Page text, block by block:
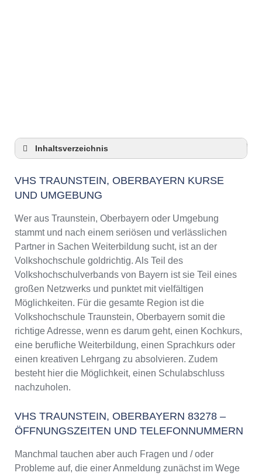
Anzeige
Inhaltsverzeichnis
Umgebung
VHS Traunstein, Oberbayern – Öffnungszeiten
Top-Kurse an der Abendschule Traunstein,
Oberbayern
Online-Kurse – Alternative Angebote zu einem
Kurs an der VHS
Top-Kurse an der Abendschule Traunstein,
Oberbayern
Weiterbildung in Traunstein, Oberbayern
VHS Traunstein, Oberbayern Programm 2025 /
2026
VHS TRAUNSTEIN, OBERBAYERN KURSE
UND UMGEBUNG
Wer aus Traunstein, Oberbayern oder Umgebung
stammt und nach einem seriösen und verlässlichen
Partner in Sachen Weiterbildung sucht, ist an der
Volkshochschule goldrichtig. Als Teil des
Volkshochschulverbands von Bayern ist sie Teil eines
großen Netzwerks und punktet mit vielfältigen
Möglichkeiten. Für die gesamte Region ist die
Volkshochschule Traunstein, Oberbayern somit die
richtige Adresse, wenn es darum geht, einen Kochkurs,
eine berufliche Weiterbildung, einen Sprachkurs oder
einen kreativen Lehrgang zu absolvieren. Zudem
besteht hier die Möglichkeit, einen Schulabschluss
nachzuholen.
VHS TRAUNSTEIN, OBERBAYERN 83278 –
ÖFFNUNGSZEITEN UND TELEFONNUMMERN
Manchmal tauchen aber auch Fragen und / oder
Probleme auf, die einer Anmeldung zunächst im Wege